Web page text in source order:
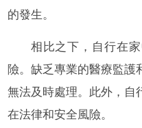
的發生。
相比之下，自行在
險。缺乏專業的醫療監護
無法及時處理。此外，自
在法律和安全風險。